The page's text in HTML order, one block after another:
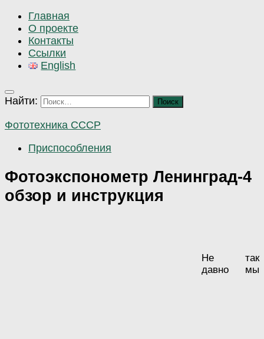
Главная
О проекте
Контакты
Ссылки
English
Найти:
Фототехника СССР
Приспособления
Фотоэкспонометр Ленинград-4
обзор и инструкция
Не так
давно мы